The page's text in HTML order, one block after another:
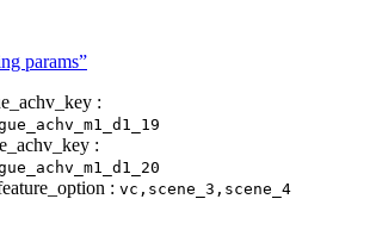
params”
:
:
: vc,scene_3,scene_4